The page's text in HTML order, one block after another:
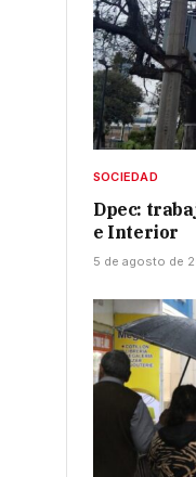
SOCIEDAD
Dpec:
e Interior
5 de agosto de